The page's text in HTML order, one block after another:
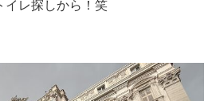
イレ探しから！笑